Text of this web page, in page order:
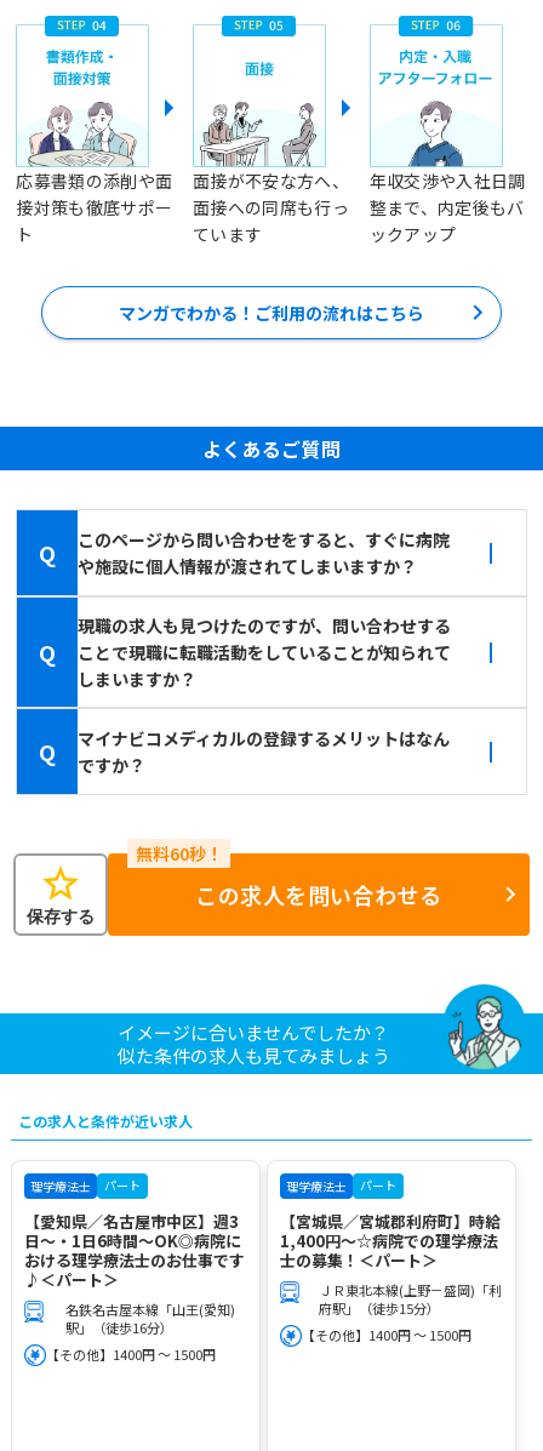
応募書類の添削や面
接対策も徹底サポー
ト
面接が不安な方へ、
面接への同席も行っ
ています
年収交渉や入社日調
整まで、内定後もバ
ックアップ
マンガでわかる！ご利用の流れはこちら
よくあるご質問
Q
このページから問い合わせをすると、すぐに病院
や施設に個人情報が渡されてしまいますか？
Q
現職の求人も見つけたのですが、問い合わせする
ことで現職に転職活動をしていることが知られて
しまいますか？
Q
マイナビコメディカルの登録するメリットはなん
ですか？
star
保存する
この求人を問い合わせる
イメージに合いませんでしたか？
似た条件の求人も見てみましょう
この求人と条件が近い求人
理学療法士 パート
【愛知県／名古屋市中区】週3
日～・1日6時間～OK◎病院に
おける理学療法士のお仕事です
♪＜パート＞
名鉄名古屋本線「山王(愛知)
駅」（徒歩16分）
【その他】1400円 ～ 1500円
理学療法士 パート
【宮城県／宮城郡利府町】時給
1,400円～☆病院での理学療法
士の募集！＜パート＞
ＪＲ東北本線(上野－盛岡)「利
府駅」（徒歩15分）
【その他】1400円 ～ 1500円